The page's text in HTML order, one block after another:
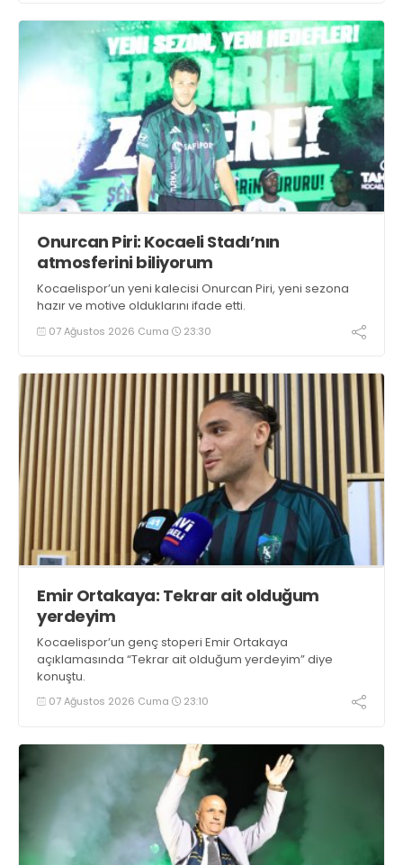
Onurcan Piri: Kocaeli Stadı’nın
atmosferini biliyorum
Kocaelispor’un yeni kalecisi Onurcan Piri, yeni sezona
hazır ve motive olduklarını ifade etti.
07 Ağustos 2026 Cuma 23:30
Emir Ortakaya: Tekrar ait olduğum
yerdeyim
Kocaelispor’un genç stoperi Emir Ortakaya
açıklamasında “Tekrar ait olduğum yerdeyim” diye
konuştu.
07 Ağustos 2026 Cuma 23:10